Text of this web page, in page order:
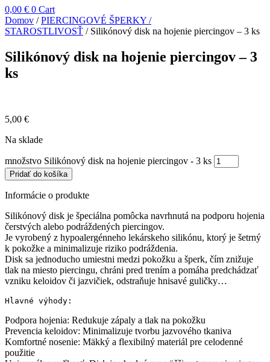
0,00 € 0 Cart
Domov /PIERCINGOVÉ ŠPERKY /
STAROSTLIVOSŤ / Silikónový disk na hojenie piercingov – 3 ks
Silikónový disk na hojenie piercingov – 3
ks
5,00 €
Na sklade
množstvo Silikónový disk na hojenie piercingov - 3 ks
Pridať do košíka
Informácie o produkte
Silikónový disk je špeciálna pomôcka navrhnutá na podporu hojenia
čerstvých alebo podráždených piercingov.
Je vyrobený z hypoalergénneho lekárskeho silikónu, ktorý je šetrný
k pokožke a minimalizuje riziko podráždenia.
Disk sa jednoducho umiestni medzi pokožku a šperk, čím znižuje
tlak na miesto piercingu, chráni pred trením a pomáha predchádzať
vzniku keloidov či jazvičiek, odstraňuje hnisavé guličky…
Hlavné výhody:
Podpora hojenia: Redukuje zápaly a tlak na pokožku
Prevencia keloidov: Minimalizuje tvorbu jazvového tkaniva
Komfortné nosenie: Mäkký a flexibilný materiál pre celodenné
použitie